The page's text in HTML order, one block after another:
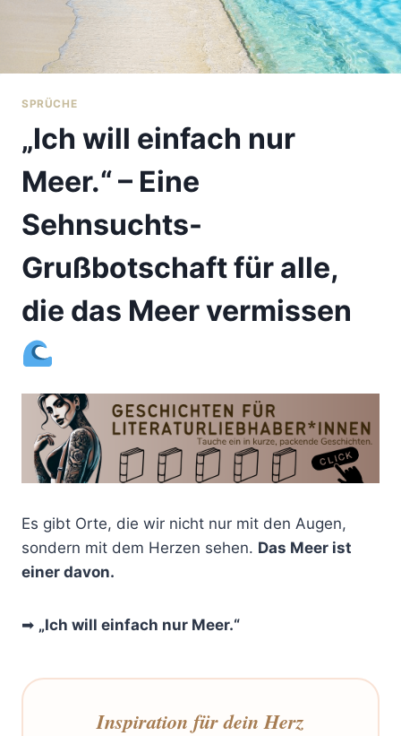
SPRÜCHE
„Ich will einfach nur
Meer.“ – Eine
Sehnsuchts-
Grußbotschaft für alle,
die das Meer vermissen
Es gibt Orte, die wir nicht nur mit den Augen,
sondern mit dem Herzen sehen. Das Meer ist
einer davon.
➡ „Ich will einfach nur Meer.“
Inspiration für dein Herz